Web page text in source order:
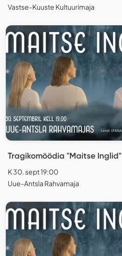
Vastse-Kuuste Kultuurimaja
Tragikomöödia "Maitse Inglid"
K 30. sept 19:00
Uue-Antsla Rahvamaja